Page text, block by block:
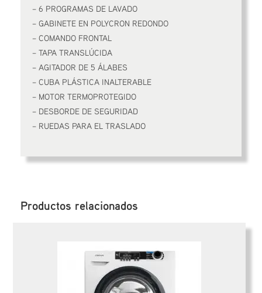
– 6 PROGRAMAS DE LAVADO
– GABINETE EN POLYCRON REDONDO
– COMANDO FRONTAL
– TAPA TRANSLÚCIDA
– AGITADOR DE 5 ÁLABES
– CUBA PLÁSTICA INALTERABLE
– MOTOR TERMOPROTEGIDO
– DESBORDE DE SEGURIDAD
– RUEDAS PARA EL TRASLADO
Productos relacionados